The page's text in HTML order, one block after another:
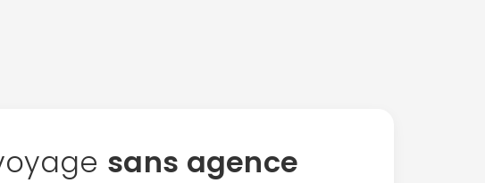
sans agence